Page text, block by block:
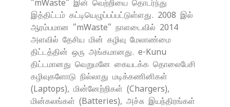
"mWaste" இன் வெற்றியை தொடர்ந்து
இத்திட்டம் கட்டியெழுப்பப்பட்டுள்ளது. 2008 இல்
ஆரம்பமான "mWaste" நாளடைவில் 2014
அளவில் தேசிய மின் கழிவு மேலாண்மை
திட்டத்தின் ஒரு அங்கமானது. e-Kunu
திட்டமானது வெறுமனே கையடக்க தொலைபேசி
கழிவுகளோடு நில்லாது மடிக்கணினிகள்
(Laptops), மின்னேற்றிகள் (Chargers),
மின்கலங்கள் (Batteries), அச்சு இயந்திரங்கள்